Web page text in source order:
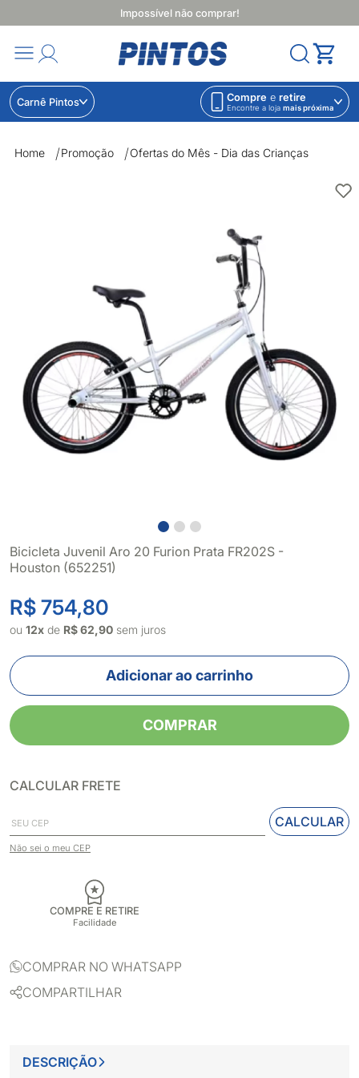
Impossível não comprar!
Carnê Pintos Compre e retire
Encontre a loja mais próxima
Home Promoção Ofertas do Mês - Dia das Crianças
Bicicleta Juvenil Aro 20 Furion Prata FR202S -
Houston (652251)
R$ 754,80
ou 12x de R$ 62,90 sem juros
Adicionar ao carrinho
COMPRAR
CALCULAR FRETE
CALCULAR
Não sei o meu CEP
COMPRE E RETIRE
Facilidade
COMPRAR NO WHATSAPP
COMPARTILHAR
DESCRIÇÃO